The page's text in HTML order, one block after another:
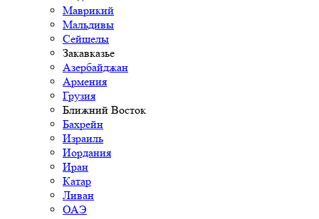
Маврикий
Мальдивы
Сейшелы
Закавказье
Азербайджан
Армения
Грузия
Ближний Восток
Бахрейн
Израиль
Иордания
Иран
Катар
Ливан
ОАЭ